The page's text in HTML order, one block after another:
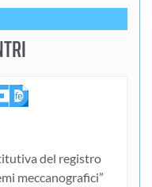
del registro
meccanografici”